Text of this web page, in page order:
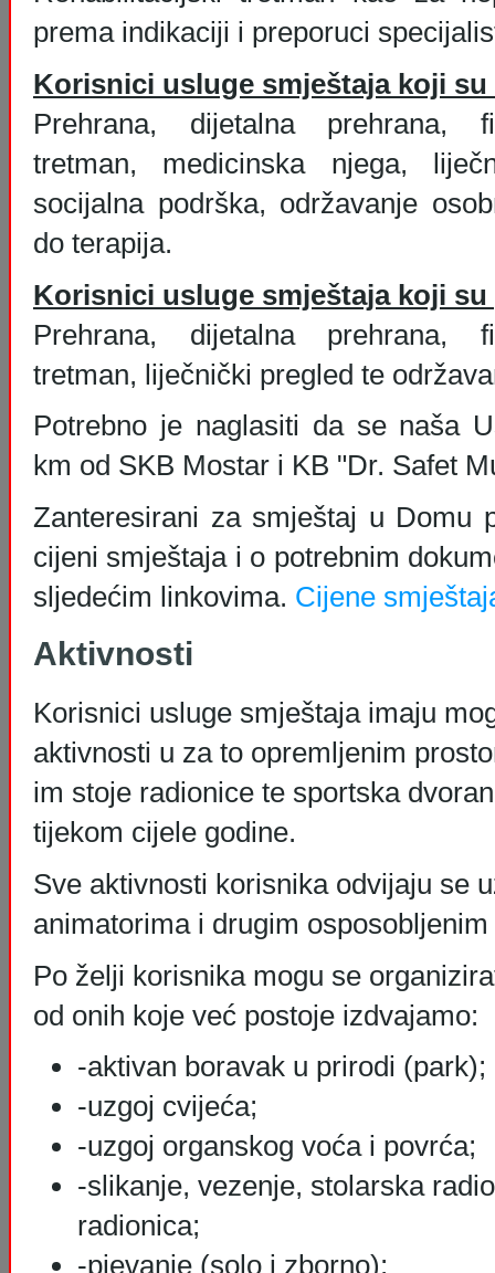
prema indikaciji i preporuci
Korisnici usluge smještaja koji
Prehrana, dijetalna prehrana,
tretman, medicinska njega,
socijalna podrška, održavanje
do terapija.
Korisnici usluge smještaja koji
Prehrana, dijetalna prehrana,
tretman, liječnički pregled te
Potrebno je naglasiti da se naša
km od SKB Mostar i KB "Dr. Safet
Zanteresirani za smještaj u Domu
cijeni smještaja i o potrebnim
sljedećim linkovima. Cijene
Aktivnosti
Korisnici usluge smještaja imaju
aktivnosti u za to opremljenim
im stoje radionice te sportska
tijekom cijele godine.
Sve aktivnosti korisnika odvijaju se
animatorima i drugim
Po želji korisnika mogu se
od onih koje već postoje izdvajamo:
-aktivan boravak u prirodi (park);
-uzgoj cvijeća;
-uzgoj organskog voća i povrća;
-slikanje, vezenje, stolarska
radionica;
-pjevanje (solo i zborno);